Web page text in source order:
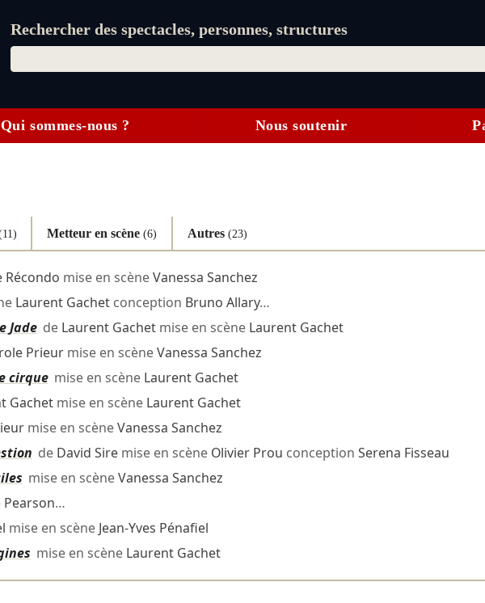
Rechercher des spectacles, personnes, structures
Qui sommes-nous ? Nous soutenir
Metteur en scène(6) Autres (23)
Récondo mise en scèneVanessa Sanchez
Laurent Gachetconception Bruno Allary…
Jadede Laurent Gachetmise en scène Laurent Gachet
Prieurmise en scèneVanessa Sanchez
cirquemise en scène Laurent Gachet
Gachetmise en scène Laurent Gachet
mise en scèneVanessa Sanchez
de David Siremise en scène Olivier Prou conception Serena Fisseau
mise en scèneVanessa Sanchez
Pearson…
mise en scène Jean-Yves Pénafiel
mise en scène Laurent Gachet